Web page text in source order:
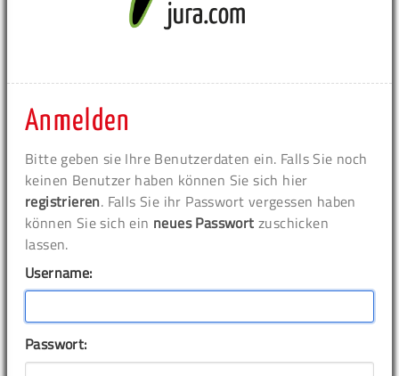
Anmelden
Bitte geben sie Ihre Benutzerdaten ein. Falls Sie noch
keinen Benutzer haben können Sie sich hier
registrieren. Falls Sie ihr Passwort vergessen haben
können Sie sich ein neues Passwort zuschicken
lassen.
Username:
Passwort: